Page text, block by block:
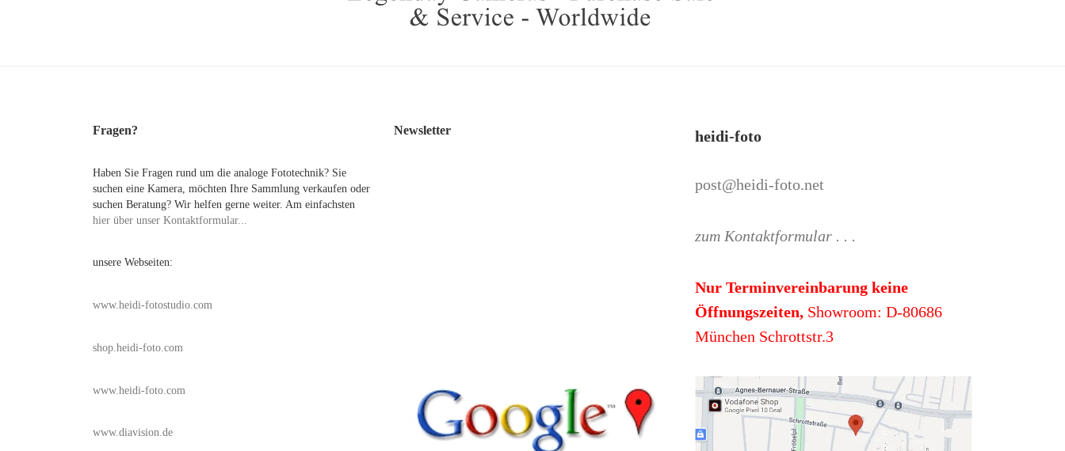
Fragen?
Haben Sie Fragen rund um die analoge Fototechnik? Sie
suchen eine Kamera, möchten Ihre Sammlung verkaufen oder
suchen Beratung? Wir helfen gerne weiter. Am einfachsten
hier über unser Kontaktformular...
unsere Webseiten:
www.heidi-fotostudio.com
shop.heidi-foto.com
www.heidi-foto.com
www.diavision.de
Newsletter heidi-foto
post@heidi-foto.net
zum Kontaktformular . . .
Nur Terminvereinbarung keine
Öffnungszeiten, Showroom: D-80686
München Schrottstr.3